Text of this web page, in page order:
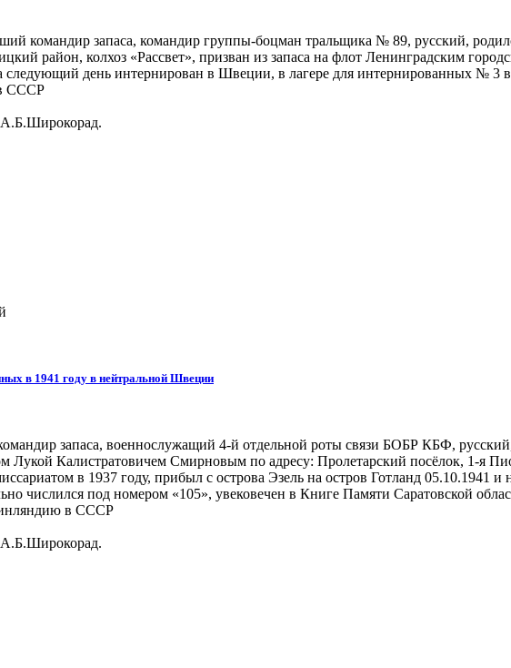
командир запаса, командир группы-боцман тральщика № 89, русский,
район, колхоз «Рассвет», призван из запаса на флот Ленинградским
день интернирован в Швеции, в лагере для интернированных № 3
СССР
в 1941 году в нейтральной Швеции
запаса, военнослужащий 4-й отдельной роты связи БОБР КБФ,
Лукой Калистратовичем Смирновым по адресу: Пролетарский посёлок, 1-я
в 1937 году, прибыл с острова Эзель на остров Готланд
числился под номером «105», увековечен в Книге Памяти Саратовской
в СССР